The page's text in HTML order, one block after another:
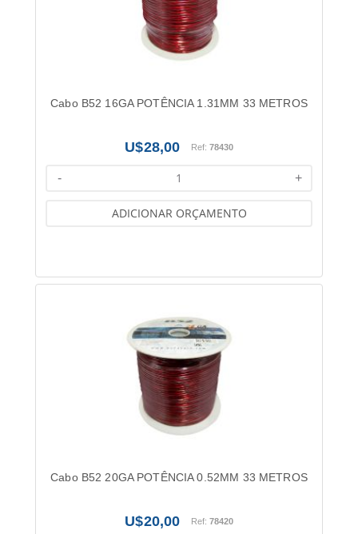
Cabo B52 16GA POTÊNCIA 1.31MM 33 METROS
28,00 Ref:78430
+
-
ADICIONAR ORÇAMENTO
Cabo B52 20GA POTÊNCIA 0.52MM 33 METROS
20,00 Ref:78420